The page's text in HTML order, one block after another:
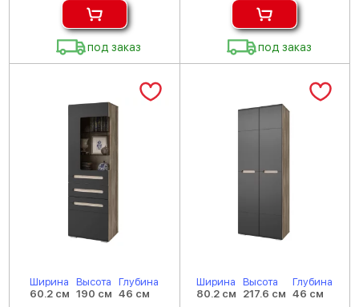
под заказ под заказ
Ширина
60.2 см
Высота
190 см
Глубина
46 см
Ширина
80.2 см
Высота
217.6 см
Глубина
46 см